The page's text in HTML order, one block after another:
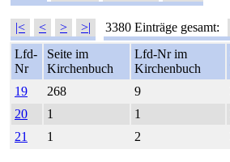
|< < > >| 3380 Einträge gesamt:
Lfd-
Nr
Seite im
Kirchenbuch
Lfd-Nr im
Kirchenbuch
19
268 9
20
1 1
21
1 2